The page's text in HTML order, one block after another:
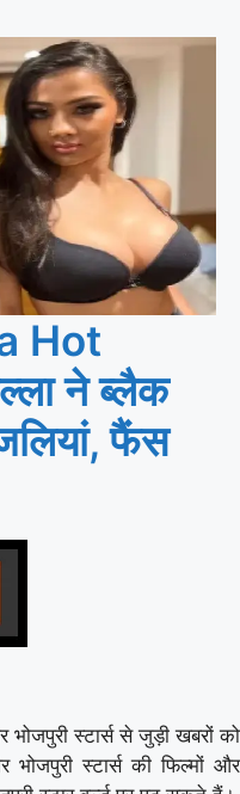
Hot
ने ब्लैक
फैंस
स्टार्स से जुड़ी खबरों को
स्टार्स की फिल्मों और